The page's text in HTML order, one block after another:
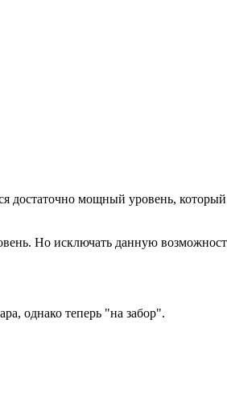
достаточно мощный уровень, который
Но исключать данную
однако теперь "на забор".